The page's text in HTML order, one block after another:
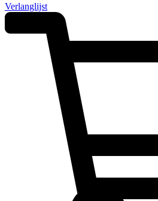
Verlanglijst